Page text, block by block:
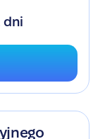
dni